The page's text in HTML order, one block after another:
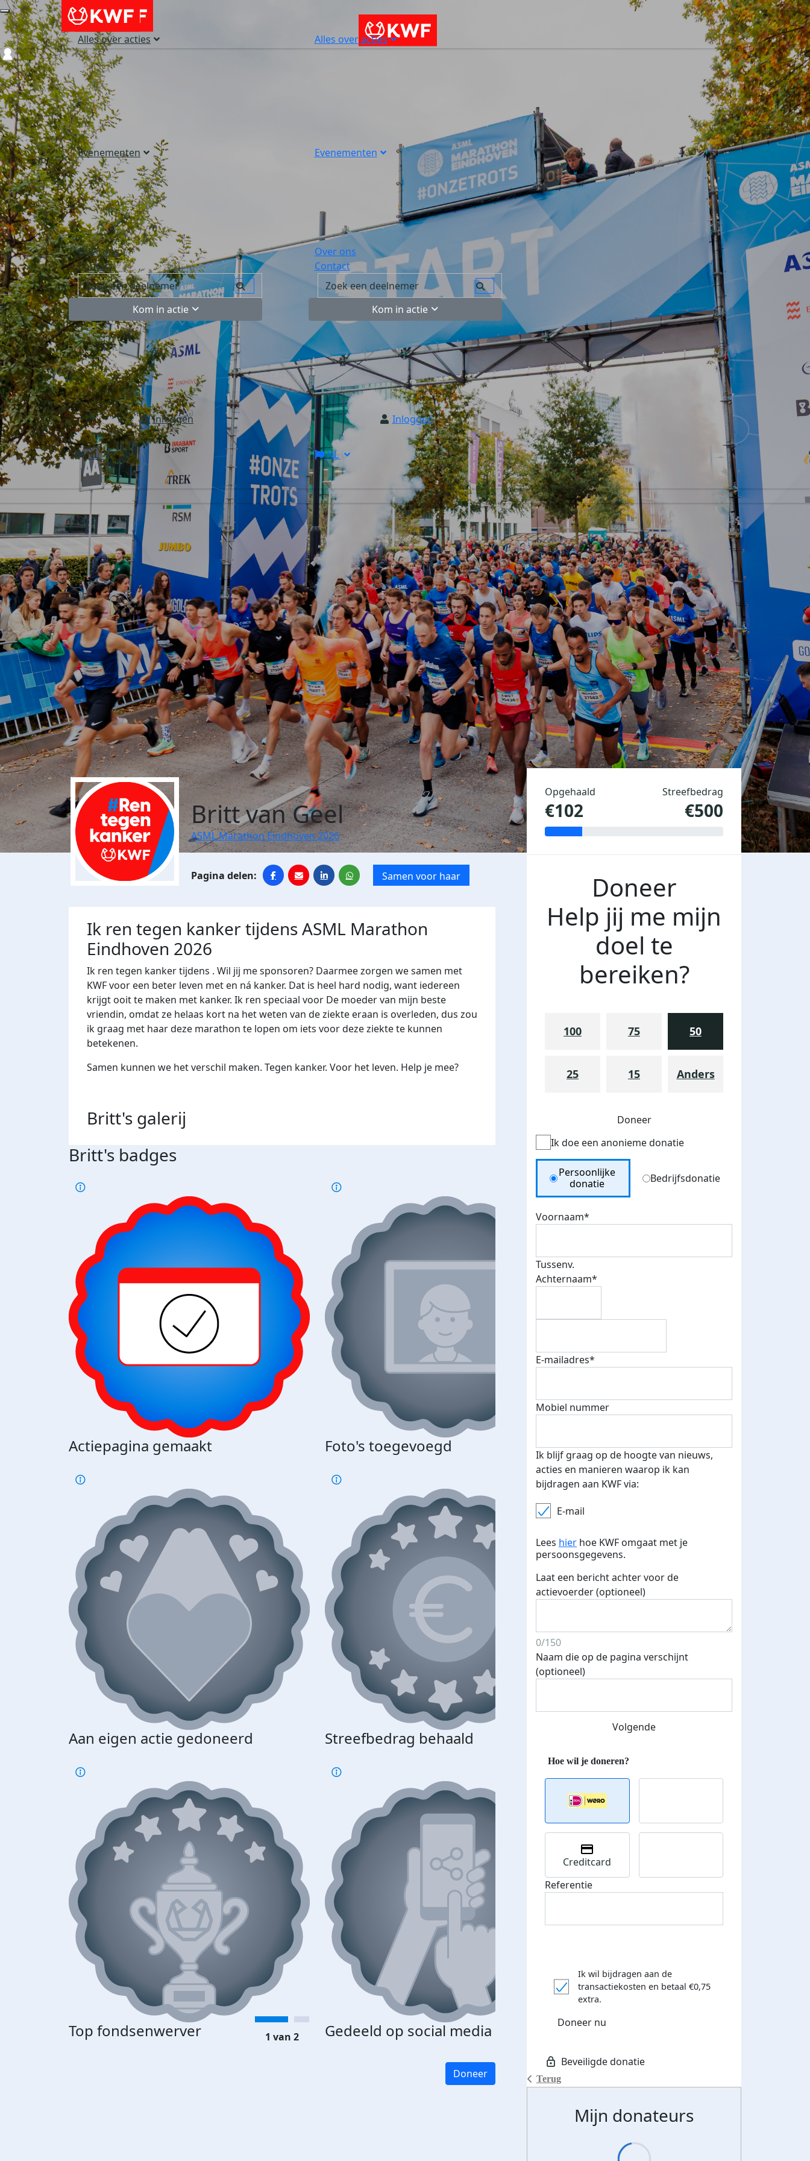
Alles over acties
Evenementen
Over ons
Contact
Kom in actie
Inloggen
NL
Alles over acties
Evenementen
Over ons
Contact
Kom in actie
Inloggen
NL
Login
Britt van Geel
ASML Marathon Eindhoven 2026
Samen voor haar
Ik ren tegen kanker tijdens ASML Marathon
Eindhoven 2026
Ik ren tegen kanker tijdens . Wil jij me sponsoren? Daarmee zorgen we samen met
KWF voor een beter leven met en ná kanker. Dat is heel hard nodig, want iedereen
krijgt ooit te maken met kanker. Ik ren speciaal voor De moeder van mijn beste
vriendin, omdat ze helaas kort na het weten van de ziekte eraan is overleden, dus zou
ik graag met haar deze marathon te lopen om iets voor deze ziekte te kunnen
betekenen.
Samen kunnen we het verschil maken. Tegen kanker. Voor het leven. Help je mee?
Britt's galerij
Britt's badges
Actiepagina gemaakt Foto's toegevoegd E-mails verstuurd
Aan eigen actie gedoneerd Streefbedrag behaald Streefbedrag verhoogd
Top fondsenwerver Gedeeld op social media Donateurs bedankt
je je speciale KWF t-shirt!
1 van 2
Doneer
Opgehaald
€102
Streefbedrag
€500
Doneer
Help jij me mijn
doel te
bereiken?
100 75 50
25 15 Anders
Doneer
Ik doe een anonieme donatie
Donation Type
Persoonlijke
donatie
Bedrijfsdonatie
Voornaam*
Tussenv.
Achternaam*
E-mailadres*
Mobiel nummer
Ik blijf graag op de hoogte van nieuws,
acties en manieren waarop ik kan
bijdragen aan KWF via:
E-mail
Lees hier hoe KWF omgaat met je
persoonsgegevens.
Laat een bericht achter voor de
actievoerder (optioneel)
0/150
Naam die op de pagina verschijnt
(optioneel)
Volgende
Terug
Creditcard
Referentie
Ik wil bijdragen aan de
transactiekosten en betaal €0,75
extra.
Doneer nu
Mijn donateurs